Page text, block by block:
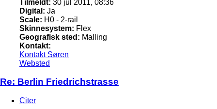
Tilmeldt: 30 jul 2011, 08:36
Digital: Ja
Scale: H0 - 2-rail
Skinnesystem: Flex
Geografisk sted: Malling
Kontakt:
Kontakt Søren
Websted
Re: Berlin Friedrichstrasse
Citer